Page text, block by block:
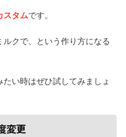
スタムです。
クで、という作り方になる
い時はぜひ試してみましょ
変更